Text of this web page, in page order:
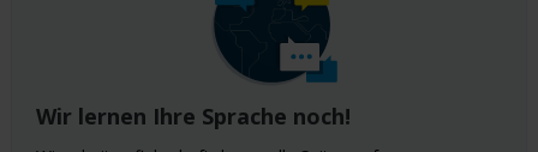
Wir lernen Ihre Sprache noch!